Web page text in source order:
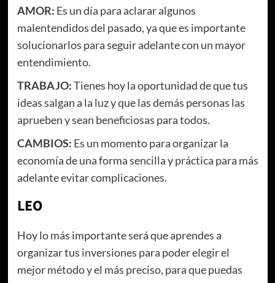
AMOR: Es un día para aclarar algunos
malentendidos del pasado, ya que es importante
solucionarlos para seguir adelante con un mayor
entendimiento.
TRABAJO:Tienes hoy la oportunidad de que tus
ideas salgan a la luz y que las demás personas las
aprueben y sean beneficiosas para todos.
CAMBIOS: Es un momento para organizar la
economía de una forma sencilla y práctica para más
adelante evitar complicaciones.
LEO
Hoy lo más importante será que aprendes a
organizar tus inversiones para poder elegir el
mejor método y el más preciso, para que puedas